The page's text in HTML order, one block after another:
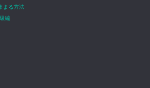
まる方法
編